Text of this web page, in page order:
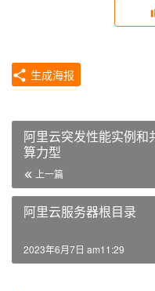
生成海报
阿里云突发性能实例和
算力型
上一篇
阿里云服务器根目录
2023年6月7日 am11:29